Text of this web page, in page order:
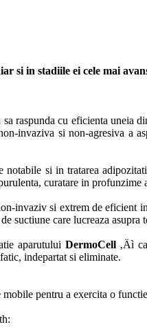
si in stadiile ei cele mai
raspunda cu eficienta uneia
invaziva si non-agresiva a
notabile si in tratarea
curatare in
si extrem de eficient
suctiune care lucreaza
aparutului DermoCell‚Äì
indepartat si eliminate.
pentru a exercita o functie